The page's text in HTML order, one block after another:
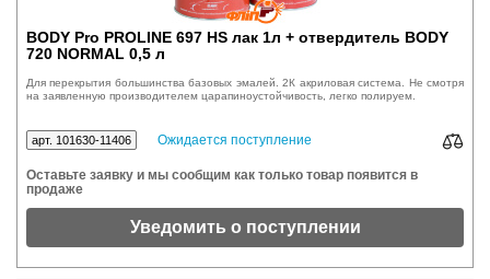
BODY Pro PROLINE 697 HS лак 1л + отвердитель BODY
720 NORMAL 0,5 л
Для перекрытия большинства базовых эмалей. 2К акриловая система. Не смотря
на заявленную производителем царапиноустойчивость, легко полируем.
арт. 101630-11406 Ожидается поступление
Оставьте заявку и мы сообщим как только товар появится в
продаже
Уведомить о поступлении